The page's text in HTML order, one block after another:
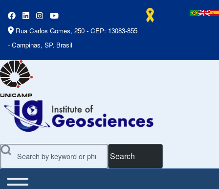
Rua Carlos Gomes, 250 - CEP: 13083-855
- Campinas, SP, Brasil
Search
Main Menu
Toggle main menu